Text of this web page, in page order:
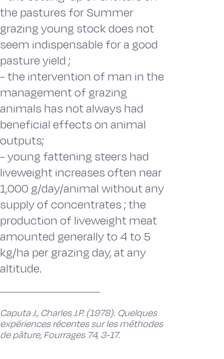
the pastures for Summer
grazing young stock does not
seem indispensable for a good
pasture yield ;
- the intervention of man in the
management of grazing
animals has not always had
beneficial effects on animal
outputs;
- young fattening steers had
liveweight increases often near
1,000 g/day/animal without any
supply of concentrates ; the
production of liveweight meat
amounted generally to 4 to 5
kg/ha per grazing day, at any
altitude.
Caputa J., Charles J.P. (1978). Quelques
expériences récentes sur les méthodes
de pâture, Fourrages 74, 3-17.